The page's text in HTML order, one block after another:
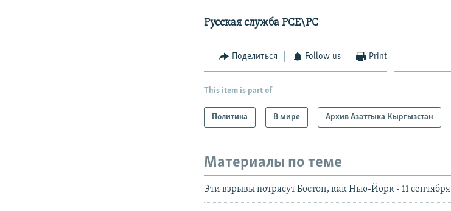
Русская служба РСЕ\РС
Поделиться Follow us Print
This item is part of
Политика В мире Архив Азаттыка Кыргызстан
Материалы по теме
Эти взрывы потрясут Бостон, как Нью-Йорк - 11 сентября